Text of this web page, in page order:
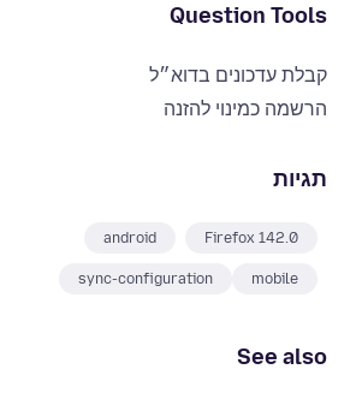
Question Tools
קבלת עדכונים בדוא״ל
הרשמה כמינוי להזנה
תגיות
Firefox 142.0
android
mobile
sync-configuration
See also